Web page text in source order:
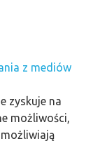
z mediów
zyskuje na
możliwości,